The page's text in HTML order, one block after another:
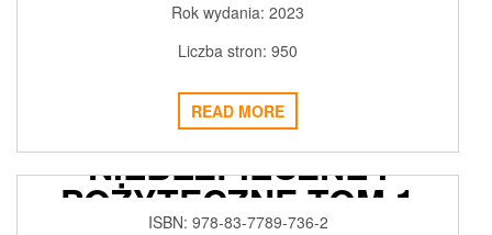
Rok wydania: 2023
Liczba stron: 950
READ MORE
SUBSTANCJE GROŹNE,
NIEBEZPIECZNE I
POŻYTECZNE TOM 1
ISBN: 978-83-7789-736-2